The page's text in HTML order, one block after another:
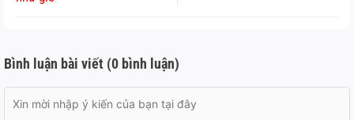
Bình luận bài viết (0 bình luận)